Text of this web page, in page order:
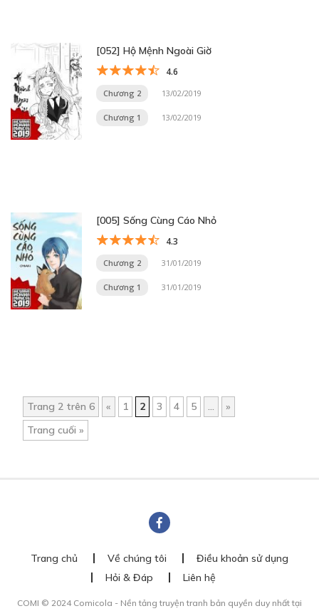
[052] Hộ Mệnh Ngoài Giờ
4.6
Chương 2 13/02/2019
Chương 1 13/02/2019
[005] Sống Cùng Cáo Nhỏ
4.3
Chương 2 31/01/2019
Chương 1 31/01/2019
Trang 2 trên 6 « 1 2 3 4 5 ...
»
Trang cuối »
Trang chủ Về chúng tôi
Điều khoản sử dụng
Hỏi & Đáp
Liên hệ
COMI © 2024 Comicola - Nền tảng truyện tranh bản quyền duy nhất tại